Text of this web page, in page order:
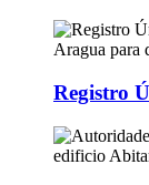
Registro